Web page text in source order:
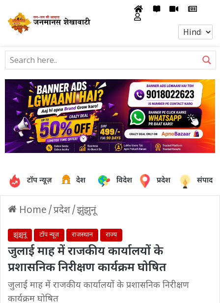
टॉप न्यूज़ देश विदेश प्रदेश
Home /प्रदेश/झुंझुनूं
झुंझुनूं टॉप न्यूज़ राजस्थान राज्य
जुलाई माह में राजकीय कार्यालयों के
प्रशासनिक निरीक्षण कार्यक्रम घोषित
जुलाई माह में राजकीय कार्यालयों के प्रशासनिक निरीक्षण
कार्यक्रम घोषित